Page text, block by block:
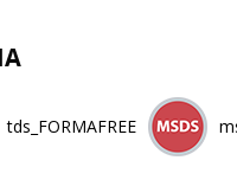
tds_FORMAFREE